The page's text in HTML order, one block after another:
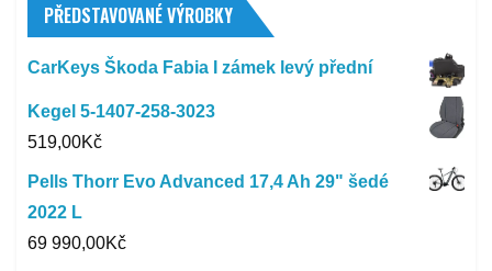
PŘEDSTAVOVANÉ VÝROBKY
CarKeys Škoda Fabia I zámek levý přední
Kegel 5-1407-258-3023
519,00Kč
Pells Thorr Evo Advanced 17,4 Ah 29" šedé
2022 L
69 990,00Kč